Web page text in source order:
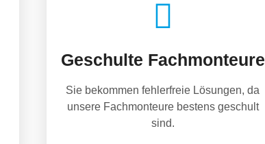
Geschulte Fachmonteure
Sie bekommen fehlerfreie Lösungen, da
unsere Fachmonteure bestens geschult
sind.